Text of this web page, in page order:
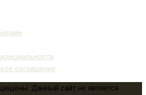
соглашение
Данный сайт не является